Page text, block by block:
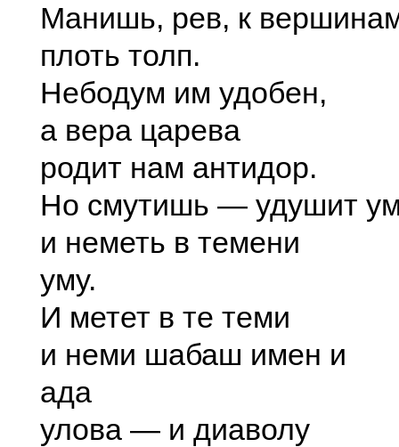
Манишь, рев, к
плоть толп.
Небодум им удобен,
а вера царева
родит нам антидор.
Но смутишь — удушит
и неметь в темени
уму.
И метет в те теми
и неми шабаш имен и
ада
улова — и диаволу